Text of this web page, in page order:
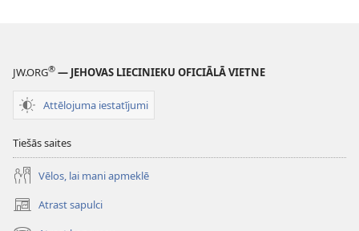
JW.ORG® — JEHOVAS LIECINIEKU OFICIĀLĀ VIETNE
Attēlojuma iestatījumi
Tiešās saites
Vēlos, lai mani apmeklē
Atrast sapulci
(opens
new